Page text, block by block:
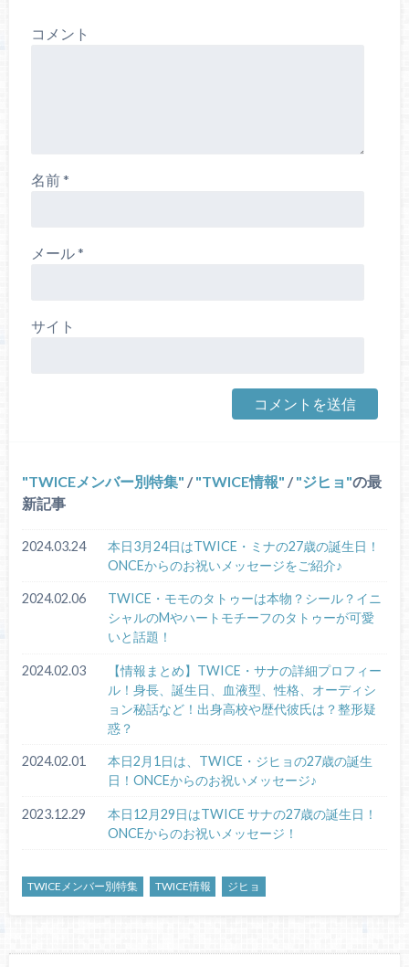
コメント
名前*
メール*
サイト
TWICEメンバー別特集 / TWICE情報 / ジヒョ の最
新記事
2024.03.24
本日3月24日はTWICE・ミナの27歳の誕生日！
ONCEからのお祝いメッセージをご紹介♪
2024.02.06
TWICE・モモのタトゥーは本物？シール？イニ
シャルのMやハートモチーフのタトゥーが可愛
いと話題！
2024.02.03
【情報まとめ】TWICE・サナの詳細プロフィー
ル！身長、誕生日、血液型、性格、オーディシ
ョン秘話など！出身高校や歴代彼氏は？整形疑
惑？
2024.02.01
本日2月1日は、TWICE・ジヒョの27歳の誕生
日！ONCEからのお祝いメッセージ♪
2023.12.29
本日12月29日はTWICE サナの27歳の誕生日！
ONCEからのお祝いメッセージ！
TWICEメンバー別特集 TWICE情報 ジヒョ